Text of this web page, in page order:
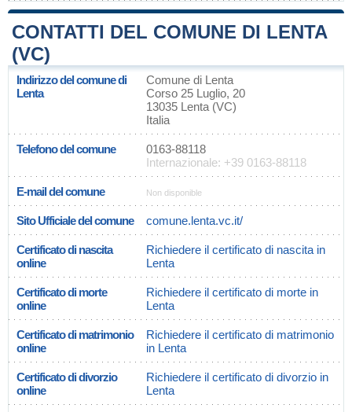
CONTATTI DEL COMUNE DI LENTA
(VC)
Indirizzo del comune di
Lenta
Comune di Lenta
Corso 25 Luglio, 20
13035 Lenta (VC)
Italia
Telefono del comune
0163-88118
Internazionale: +39 0163-88118
E-mail del comune Non disponible
Sito Ufficiale del comune comune.lenta.vc.it/
Certificato di nascita
online
Richiedere il certificato di nascita in
Lenta
Certificato di morte
online
Richiedere il certificato di morte in
Lenta
Certificato di matrimonio
online
Richiedere il certificato di matrimonio
in Lenta
Certificato di divorzio
online
Richiedere il certificato di divorzio in
Lenta